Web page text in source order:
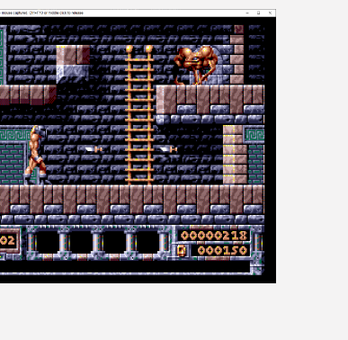
[GK] Déjà des
[GK] Minecraft et ses «
[GK] Beast of
[GK] Ubisoft : fin de partie
[GK] Mémoire cash -
[GK] Dan Houser (GTA)
[GK] Comment EA Sports
[GK] Crimson Moon : un
[GK] Isle of Reveries : le
[GK] Moonlighter 2 : The
[GK] Capcom relance
[GK] Le beat'em up The
[GK] Endless Legend 2 :
[LS] [PS5] Le WebKit